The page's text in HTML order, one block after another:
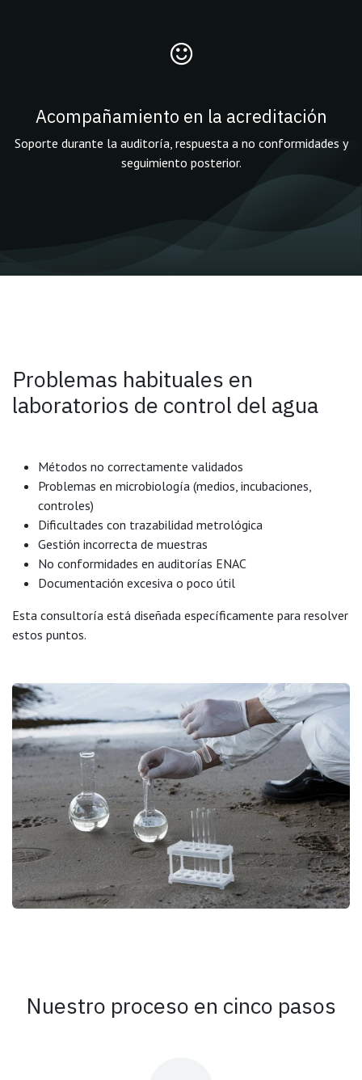
Acompañamiento en la acreditación
Soporte durante la auditoría, respuesta a no conformidades y
seguimiento posterior.
Problemas habituales en
laboratorios de control del agua
Métodos no correctamente validados
Problemas en microbiología (medios, incubaciones,
controles)
Dificultades con trazabilidad metrológica
Gestión incorrecta de muestras
No conformidades en auditorías ENAC
Documentación excesiva o poco útil
Esta consultoría está diseñada específicamente para resolver
estos puntos.
Nuestro proceso en cinco pasos